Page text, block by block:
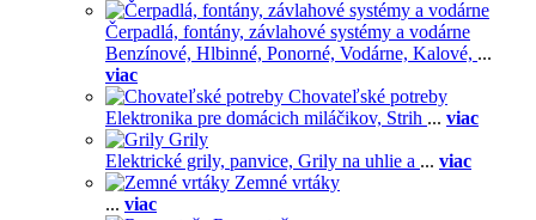
Čerpadlá, fontány, závlahové systémy a vodárne
Benzínové, Hlbinné, Ponorné, Vodárne, Kalové, ...
viac
Chovateľské potreby
Elektronika pre domácich miláčikov, Strih ... viac
Grily
Elektrické grily, panvice, Grily na uhlie a ... viac
Zemné vrtáky
... viac